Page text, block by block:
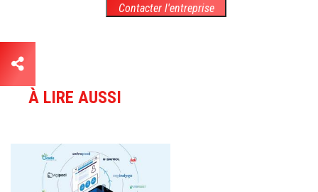
Contacter l'entreprise
À LIRE AUSSI